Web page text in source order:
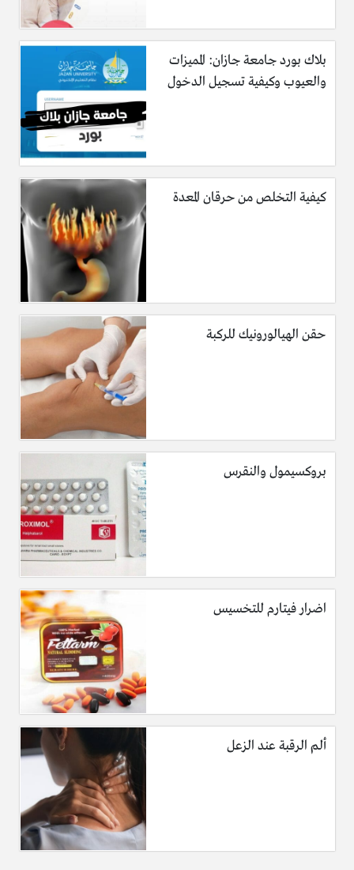
بلاك بورد جامعة جازان: المميزات
والعيوب وكيفية تسجيل الدخول
كيفية التخلص من حرقان المعدة
حقن الهيالورونيك للركبة
بروكسيمول والنقرس
اضرار فيتارم للتخسيس
ألم الرقبة عند الزعل